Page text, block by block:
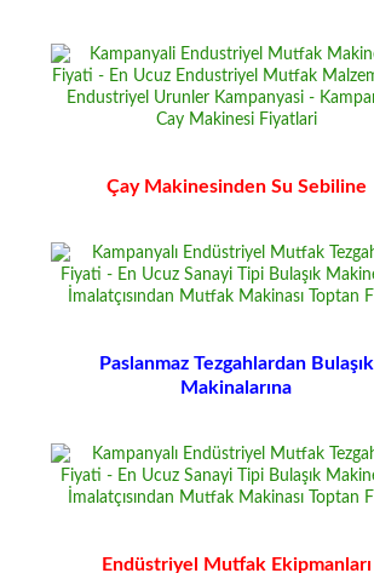
Çay Makinesinden Su Sebiline
Paslanmaz Tezgahlardan Bulaşık
Makinalarına
Endüstriyel Mutfak Ekipmanları